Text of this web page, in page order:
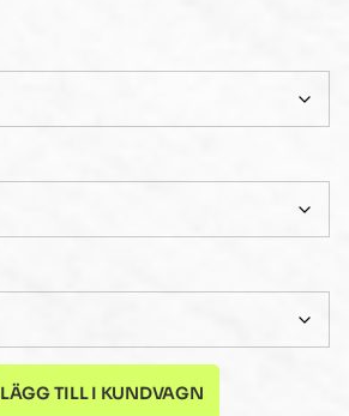
LÄGG TILL I KUNDVAGN